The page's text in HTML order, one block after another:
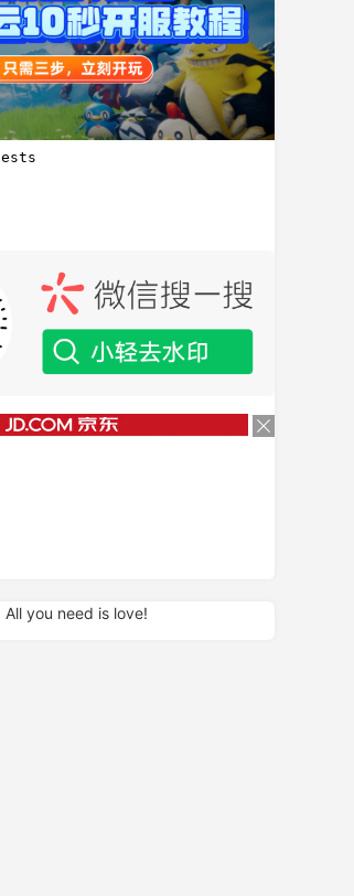
All you need is love!